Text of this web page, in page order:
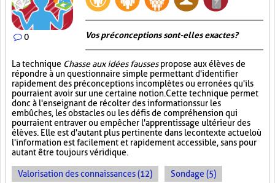
0 Vos préconceptions sont-elles exactes ?
La technique Chasse aux idées faussespropose aux élèves de
répondre à un questionnaire simple permettant d'identifier
rapidement des préconceptions incomplètes ou erronées qu'ils
pourraient avoir sur une certaine notion. Cette technique permet
donc à l'enseignant de récolter des informations sur les
embûches, les obstacles ou les défis de compréhension qui
pourraient entraver ou empêcher l'apprentissage ultérieur des
élèves. Elle est d'autant plus pertinente dans le contexte actuel où
l'information est facilement et rapidement accessible, sans pour
autant être toujours véridique.
Valorisation des connaissances (12) Sondage (5)